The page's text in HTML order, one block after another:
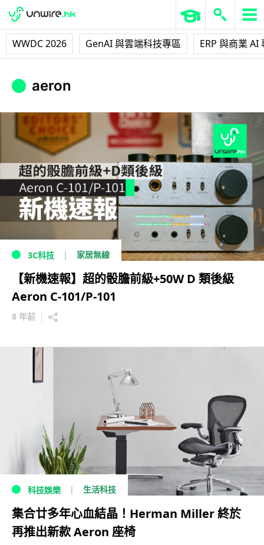
WWDC 2026 GenAI 與雲端科技專區 ERP 與商業 AI
aeron
3C科技 家居無線
【新機速報】超的骰膽前級+50W D 類後級
Aeron C-101/P-101
8 年前
科技娛樂 生活科技
集合廿多年心血結晶！Herman Miller 終於
再推出新款 Aeron 座椅